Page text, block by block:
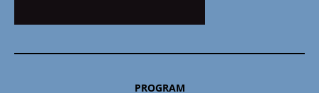
PROGRAM